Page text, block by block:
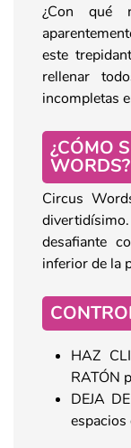
¿Con qué
este
rellenar
incompletas
¿CÓMO
WORDS?
Circus
desafiante
inferior de la
HAZ
RATÓN
DEJA
espacios